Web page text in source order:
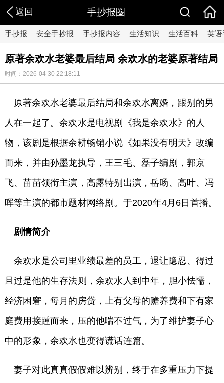
返回 手抄报圈
手抄报 安全手抄报 手抄报内容 生活知识 生活百科 英
原著余欢水老婆最后结局 余欢水的老婆原著结局
时间：2026-04-30 22:18:11
原著余欢水老婆最后结局和余欢水离婚，跟别的男
人在一起了。余欢水是电视剧《我是余欢水》的人
物，该剧是根据余耕畅销小说《如果没有明天》改编
而来，并由孙墨龙执导，王三毛、磊子编剧，郭京
飞、苗苗领衔主演，高露特别出演，岳旸、高叶、冯
晖等主演的都市题材网络剧。于2020年4月6日首播。
剧情简介
余欢水是公司里业绩最差的员工，退让隐忍、得过
且过是他的生存法则，余欢水人到中年，胆小怯懦，
经济困窘，每月的房贷，上有父母的赡养费和下有家
庭费用接踵而来，压的他喘不过气，为了维护妻子心
中的形象，余欢水也变得谎话连篇。
妻子对此真真假假难以辨别，终于在多重压力下提